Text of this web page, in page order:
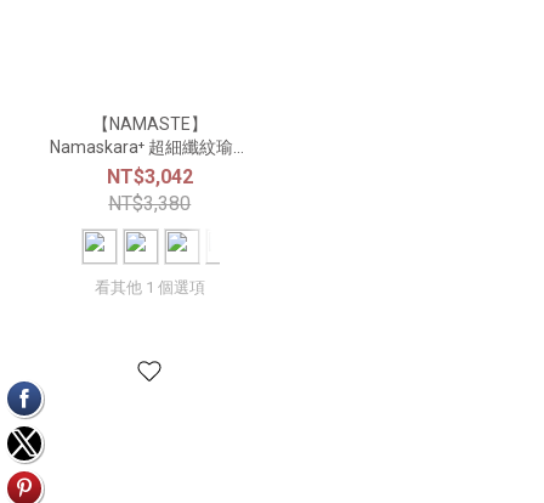
【NAMASTE】
Namaskara⁺ 超細纖紋瑜珈
墊 5mm - A903
NT$3,042
NT$3,380
看其他 1 個選項